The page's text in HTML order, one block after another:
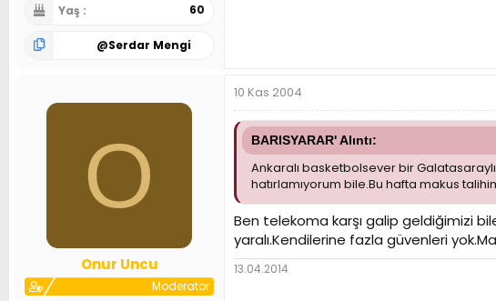
Yaş 60
@Serdar Mengi
O
Onur Uncu
Moderator
10 Kas 2004
BARISYARAR' Alıntı:
Ankaralı basketbolsever bir
hatırlamıyorum bile.Bu hafta makus
Ben telekoma karşı galip geldiğimizi
yaralı.Kendilerine fazla güvenleri
13.04.2014